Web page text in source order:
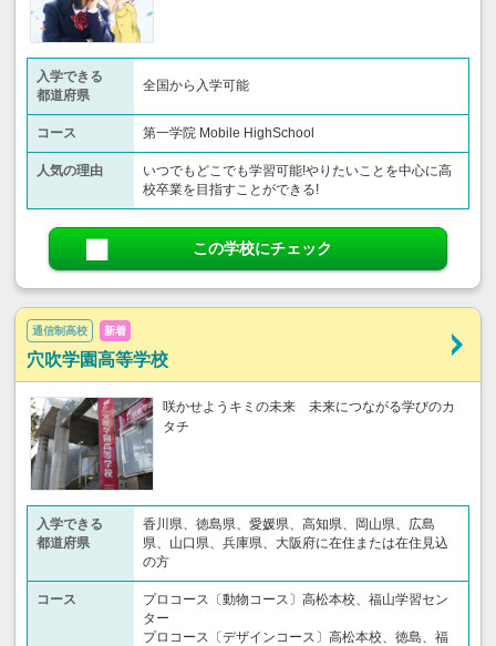
入学できる
都道府県
全国から入学可能
コース 第一学院 Mobile HighSchool
人気の理由
いつでもどこでも学習可能!やりたいことを中心に高
校卒業を目指すことができる!
この学校にチェック
通信制高校 新着
穴吹学園高等学校
咲かせようキミの未来 未来につながる学びのカ
タチ
入学できる
都道府県
香川県、徳島県、愛媛県、高知県、岡山県、広島
県、山口県、兵庫県、大阪府に在住または在住見込
の方
コース
プロコース〔動物コース〕高松本校、福山学習セン
ター
プロコース〔デザインコース〕高松本校、徳島、福